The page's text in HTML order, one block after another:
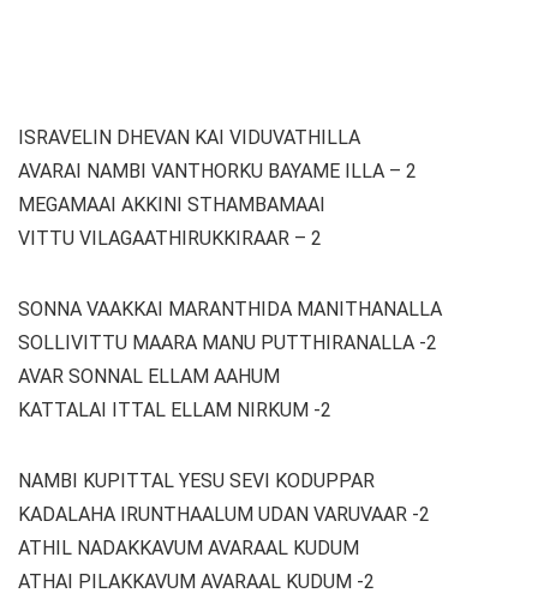
ISRAVELIN DHEVAN KAI VIDUVATHILLA
AVARAI NAMBI VANTHORKU BAYAME ILLA – 2
MEGAMAAI AKKINI STHAMBAMAAI
VITTU VILAGAATHIRUKKIRAAR – 2
SONNA VAAKKAI MARANTHIDA MANITHANALLA
SOLLIVITTU MAARA MANU PUTTHIRANALLA -2
AVAR SONNAL ELLAM AAHUM
KATTALAI ITTAL ELLAM NIRKUM -2
NAMBI KUPITTAL YESU SEVI KODUPPAR
KADALAHA IRUNTHAALUM UDAN VARUVAAR -2
ATHIL NADAKKAVUM AVARAAL KUDUM
ATHAI PILAKKAVUM AVARAAL KUDUM -2